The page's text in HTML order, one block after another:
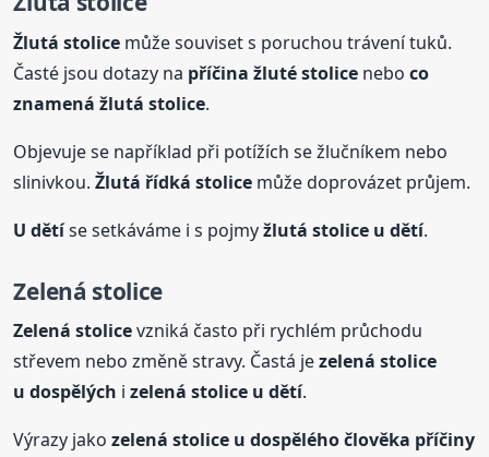
Žlutástolice může souviset s poruchou trávení tuků.
Časté jsou dotazy na příčina žlutéstolice neboco
znamená žlutástolice.
Objevuje se například při potížích se žlučníkem nebo
slinivkou.Žlutá řídkástolice může doprovázet průjem.
U dětíse setkáváme i s pojmyžlutástolice u dětí.
Zelená stolice
Zelenástolicevzniká často při rychlém průchodu
střevem nebo změně stravy. Častá jezelenástolice
u dospělých izelenástolice u dětí.
Výrazy jakozelenástolice u dospělého člověka příčiny